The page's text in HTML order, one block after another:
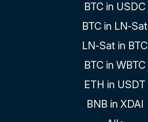
BTC in USDC
BTC in LN-Sat
LN-Sat in BTC
BTC in WBTC
ETH in USDT
BNB in XDAI